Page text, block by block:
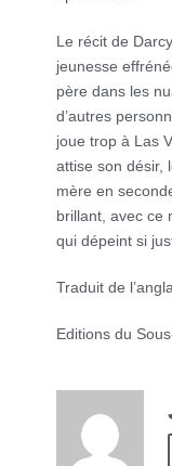
Le récit de
jeunesse
père dans les
d’autres
joue trop à Las
attise son désir,
mère en
brillant, avec ce
qui dépeint si
Traduit de
Editions du